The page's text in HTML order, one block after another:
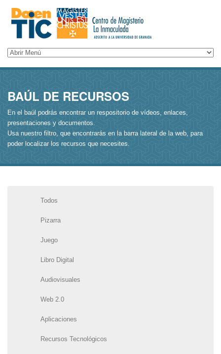
BAÚL DE RECURSOS
En el baúl podrás encontrar un respositorio de vídeos, enlaces,
presentaciones y documentos.
Usa nuestro filtro, que encontrarás en la barra lateral de la web, para
poder localizar los recursos que necesites.
Todos
Pizarra
Juego
Libro Digital
Audiovisuales
Web 2.0
Aplicaciones
Recursos Tecnológicos